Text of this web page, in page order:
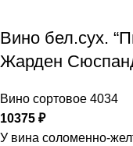
Вино бел.сух.
Жарден
Вино сортовое 4034
10375 ₽
У вина соломенно-